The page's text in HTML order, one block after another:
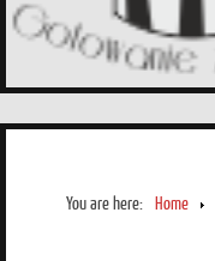
You are here: Home